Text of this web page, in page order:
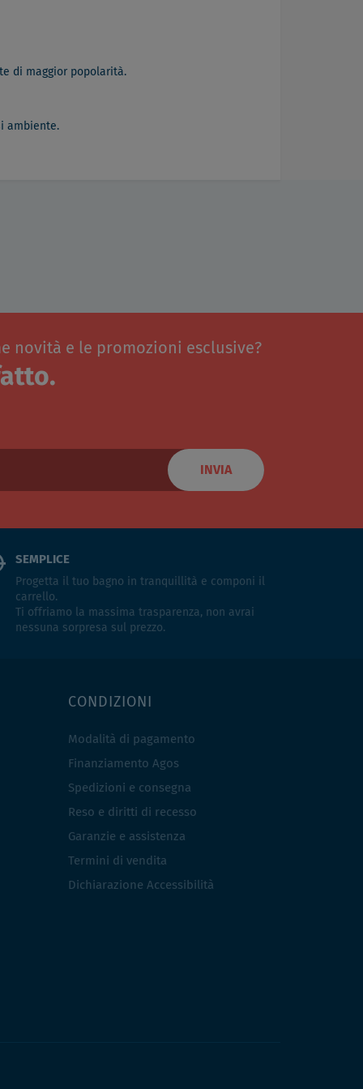
di maggior popolarità.
ambiente.
novità e le promozioni esclusive?
INVIA
SEMPLICE
Progetta il tuo bagno in tranquillità e componi il
carrello.
Ti offriamo la massima trasparenza, non avrai
nessuna sorpresa sul prezzo.
CONDIZIONI
Modalità di pagamento
Finanziamento Agos
Spedizioni e consegna
Reso e diritti di recesso
Garanzie e assistenza
Termini di vendita
Dichiarazione Accessibilità